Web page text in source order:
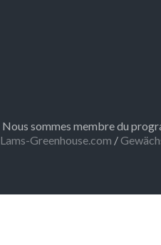
Nous sommes membre du
Lams-Greenhouse.com /